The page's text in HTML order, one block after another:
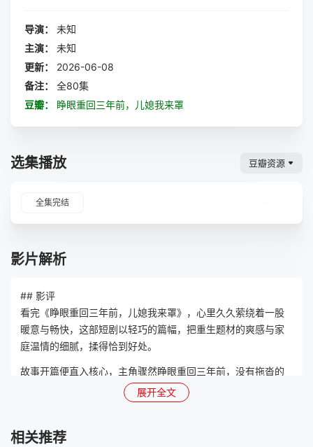
导演：
未知
主演：
未知
更新：
2026-06-08
备注：
全80集
豆瓣：
睁眼重回三年前，儿媳我来罩
选集播放 豆瓣资源
全集完结
影片解析
## 影评
看完《睁眼重回三年前，儿媳我来罩》，心里久久萦绕着一股
暖意与畅快，这部短剧以轻巧的篇幅，把重生题材的爽感与家
庭温情的细腻，揉得恰到好处。
故事开篇便直入核心，主角骤然睁眼重回三年前，没有拖沓的
铺垫，瞬间将观众拽入扭转命运的紧迫情境里。她不再是任人
拿捏的软弱角色，带着前世的记忆与悔悟，直面家庭里的暗
间立了起来。叙事节奏堪称利落，每一集都紧扣“守护”主线，既
展开全文
相关推荐